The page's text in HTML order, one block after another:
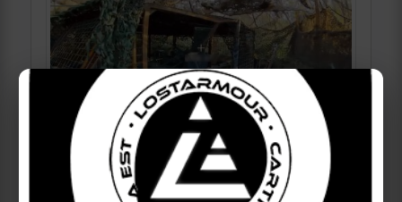
Операторы Центра "Рубикон" бьют по целям ВСУ на
Краснолиманском направлении